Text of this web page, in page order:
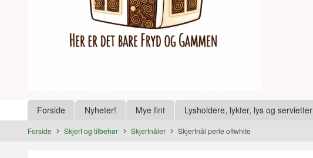
Produkter
Forside Nyheter! Mye fint Lysholdere, lykter, lys og servietter
Forside Skjerf og tilbehør Skjerfnåler Skjerfnål perle offwhite